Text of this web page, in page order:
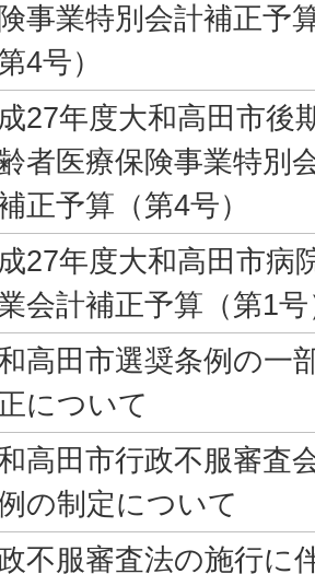
事業特別会計補正予
4号）
27年度大和高田市後
者医療保険事業特別
正予算（第4号）
27年度大和高田市病
会計補正予算（第1号
高田市選奨条例の一
について
高田市行政不服審査
の制定について
不服審査法の施行に